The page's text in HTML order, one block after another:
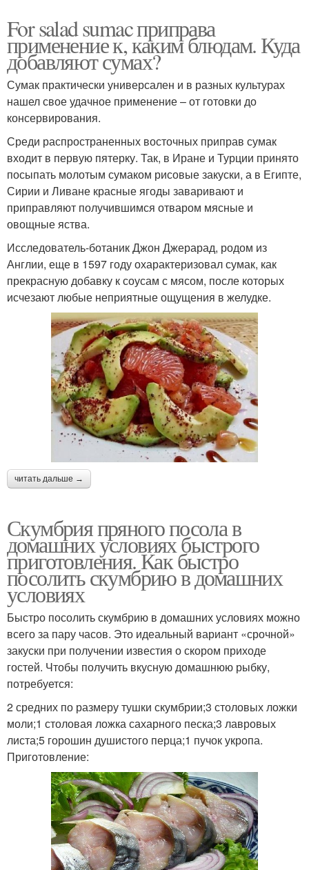
For salad sumac приправа
применение к, каким блюдам. Куда
добавляют сумах?
Сумак практически универсален и в разных культурах
нашел свое удачное применение – от готовки до
консервирования.
Среди распространенных восточных приправ сумак
входит в первую пятерку. Так, в Иране и Турции принято
посыпать молотым сумаком рисовые закуски, а в Египте,
Сирии и Ливане красные ягоды заваривают и
приправляют получившимся отваром мясные и
овощные яства.
Исследователь-ботаник Джон Джерарад, родом из
Англии, еще в 1597 году охарактеризовал сумак, как
прекрасную добавку к соусам с мясом, после которых
исчезают любые неприятные ощущения в желудке.
читать дальше →
Скумбрия пряного посола в
домашних условиях быстрого
приготовления. Как быстро
посолить скумбрию в домашних
условиях
Быстро посолить скумбрию в домашних условиях можно
всего за пару часов. Это идеальный вариант «срочной»
закуски при получении известия о скором приходе
гостей. Чтобы получить вкусную домашнюю рыбку,
потребуется:
2 средних по размеру тушки скумбрии;3 столовых ложки
моли;1 столовая ложка сахарного песка;3 лавровых
листа;5 горошин душистого перца;1 пучок укропа.
Приготовление: